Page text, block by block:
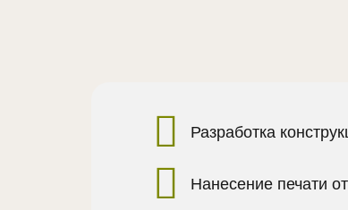
Разработка
Нанесение печати